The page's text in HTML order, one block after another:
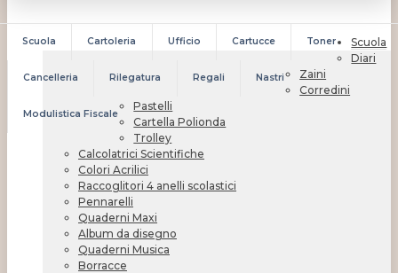
Scuola Cartoleria Ufficio Cartucce Toner
Cancelleria Rilegatura Regali Nastri
Modulistica Fiscale
Scuola
Diari
Zaini
Corredini
Pastelli
Cartella Polionda
Trolley
Calcolatrici Scientifiche
Colori Acrilici
Raccoglitori 4 anelli scolastici
Pennarelli
Quaderni Maxi
Album da disegno
Quaderni Musica
Borracce